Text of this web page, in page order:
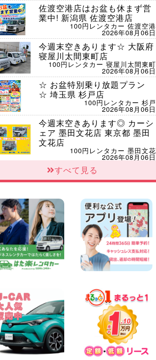
佐渡空港店はお盆も休まず営
業中! 新潟県 佐渡空港店
100円レンタカー 佐渡空港
2026年08月06日
今週末空きあります☆ 大阪府
寝屋川太間東町店
100円レンタカー 寝屋川太間東町
2026年08月06日
☆ お盆特別乗り放題プラン
☆ 埼玉県 杉戸店
100円レンタカー 杉戸
2026年08月06日
今週末空きあります◎ カーシ
ェア 墨田文花店 東京都 墨田
文花店
100円レンタカー 墨田文花
2026年08月06日
当社在庫車紹介【軽トラ】ハ
イゼットトラック 神奈川県
100円レンタカー 横浜旭南本宿町
2026年08月06日
横浜弥生台店限定!!夏季特別
キャンペーンのお知らせ!! 神
奈川県 横浜弥生台店
100円レンタカー 横浜弥生台
2026年08月06日
ハイエースワゴンGL!!クルー
る〜!! 福島県 福島笹木野店
100円レンタカー 福島笹木野
2026年08月05日
★S660 作業紹介★ 三重県 四
日市インター店
100円レンタカー 四日市インター
2026年08月05日
※※超格安日額5,800円※※荷物
すべて見る